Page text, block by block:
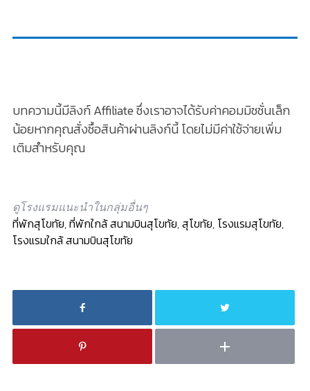
บทความนี้มีลิงก์ Affiliate ซึ่งเราอาจได้รับค่าคอมมิชชั่นเล็ก
น้อยหากคุณสั่งซื้อสินค้าผ่านลิงก์นี้ โดยไม่มีค่าใช้จ่ายเพิ่ม
เติมสำหรับคุณ
ดูโรงแรมแนะนำในกลุ่มอื่นๆ
ที่พักสุโขทัย,ที่พักใกล้ สนามบินสุโขทัย,สุโขทัย, โรงแรมสุโขทัย,
โรงแรมใกล้ สนามบินสุโขทัย